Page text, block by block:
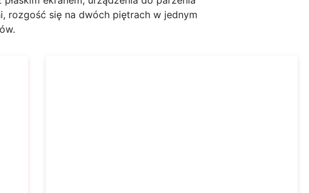
rozgość się na dwóch piętrach w jednym